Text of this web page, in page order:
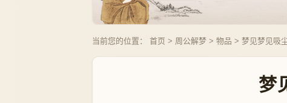
当前您的位置： 首页 > 周公解梦 > 物品 > 梦见梦见吸
梦